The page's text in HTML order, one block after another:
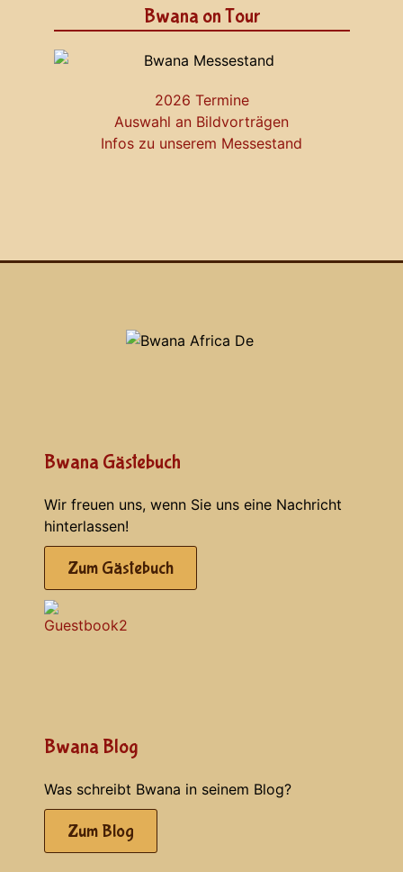
Bwana on Tour
2026 Termine
Auswahl an Bildvorträgen
Infos zu unserem Messestand
Bwana Gästebuch
Wir freuen uns, wenn Sie uns eine Nachricht
hinterlassen!
Zum Gästebuch
Bwana Blog
Was schreibt Bwana in seinem Blog?
Zum Blog